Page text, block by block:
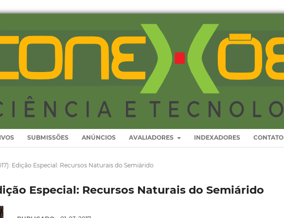
SUBMISSÕES ANÚNCIOS AVALIADORES INDEXADORES CONTATO
Edição Especial: Recursos Naturais do Semiárido
Especial: Recursos Naturais do Semiárido